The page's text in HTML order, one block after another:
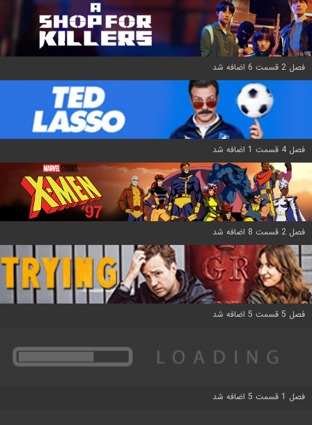
فصل 2 قسمت 6 اضافه شد
فصل 4 قسمت 1 اضافه شد
فصل 2 قسمت 8 اضافه شد
فصل 5 قسمت 5 اضافه شد
فصل 1 قسمت 5 اضافه شد